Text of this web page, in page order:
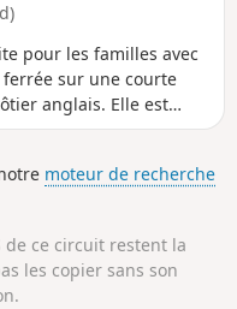
pour les familles avec
sur une courte
anglais. Elle est
vues sur la côte
moteur de recherche
de ce circuit restent la
les copier sans son